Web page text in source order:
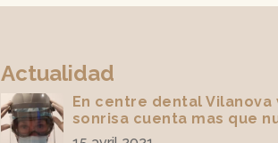
Actualidad
En centre dental Vilanova
sonrisa cuenta mas que